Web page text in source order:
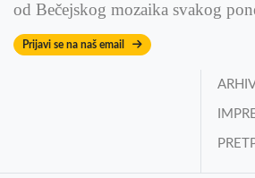
od Bečejskog mozaika svakog
Prijavi se na naš email